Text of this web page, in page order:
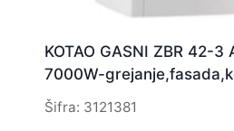
KOTAO GASNI ZBR 42-3
7000W-
Šifra: 3121381